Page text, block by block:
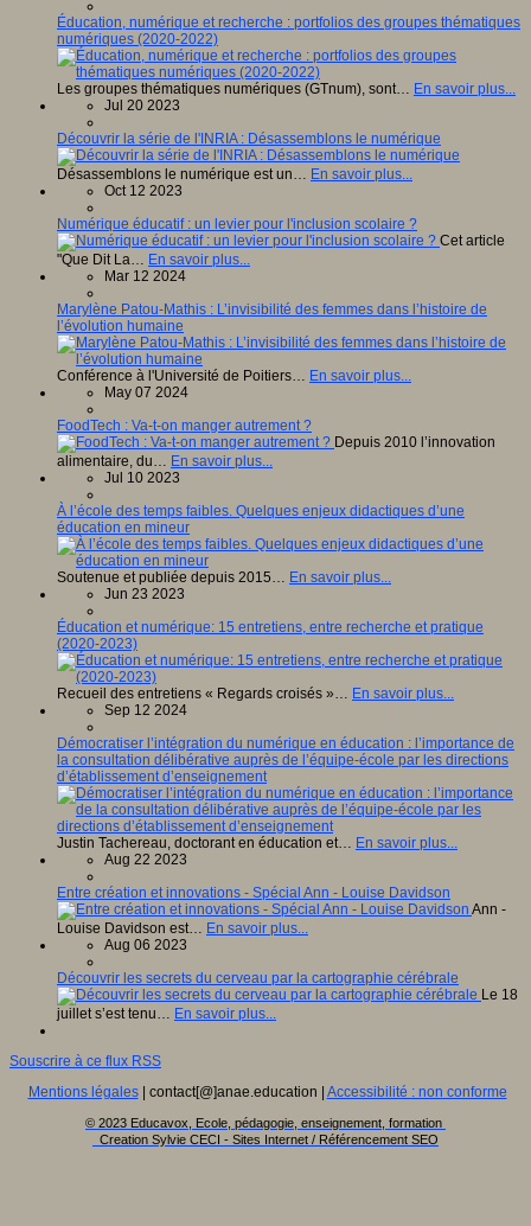
Éducation, numérique et recherche : portfolios des groupes thématiques
numériques (2020-2022)
Les groupes thématiques numériques (GTnum), sont… En savoir plus...
Jul 20 2023
Découvrir la série de l'INRIA : Désassemblons le numérique
Désassemblons le numérique est un… En savoir plus...
Oct 12 2023
Numérique éducatif : un levier pour l'inclusion scolaire ?
Cet article
"Que Dit La… En savoir plus...
Mar 12 2024
Marylène Patou-Mathis : L’invisibilité des femmes dans l’histoire de
l’évolution humaine
Conférence à l'Université de Poitiers… En savoir plus...
May 07 2024
FoodTech : Va-t-on manger autrement ?
Depuis 2010 l’innovation
alimentaire, du… En savoir plus...
Jul 10 2023
À l’école des temps faibles. Quelques enjeux didactiques d’une
éducation en mineur
Soutenue et publiée depuis 2015… En savoir plus...
Jun 23 2023
Éducation et numérique: 15 entretiens, entre recherche et pratique
(2020-2023)
Recueil des entretiens « Regards croisés »… En savoir plus...
Sep 12 2024
Démocratiser l’intégration du numérique en éducation : l’importance de
la consultation délibérative auprès de l’équipe-école par les directions
d’établissement d’enseignement
Justin Tachereau, doctorant en éducation et… En savoir plus...
Aug 22 2023
Entre création et innovations - Spécial Ann - Louise Davidson
Ann -
Louise Davidson est… En savoir plus...
Aug 06 2023
Découvrir les secrets du cerveau par la cartographie cérébrale
Le 18
juillet s’est tenu… En savoir plus...
Souscrire à ce flux RSS
Mentions légales| contact[@]anae.education | Accessibilité : non conforme
© 2023 Educavox, Ecole, pédagogie, enseignement, formation
Creation Sylvie CECI - Sites Internet / Référencement SEO